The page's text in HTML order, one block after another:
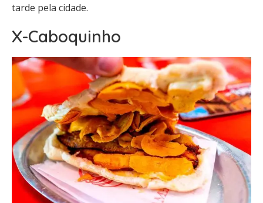
tarde pela cidade.
X-Caboquinho